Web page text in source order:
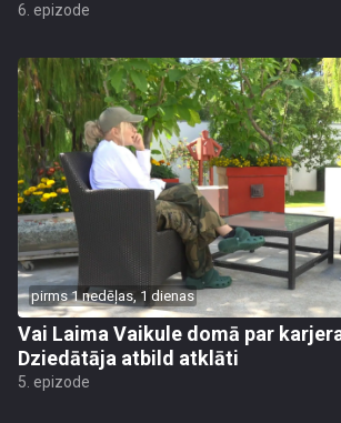
6. epizode
pirms 1 nedēļas, 1 dienas
Vai Laima Vaikule domā par
Dziedātāja atbild atklāti
5. epizode